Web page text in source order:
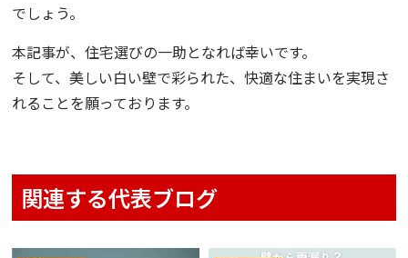
でしょう。
本記事が、住宅選びの一助となれば幸いです。
そして、美しい白い壁で彩られた、快適な住まいを実現さ
れることを願っております。
関連する代表ブログ